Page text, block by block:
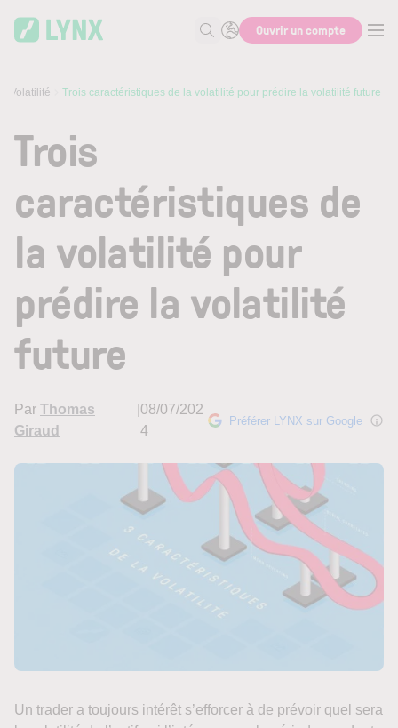
RechercheOuvrir un compte
Volatilité Trois caractéristiques de la volatilité pour prédire la volatilité future
Trois
caractéristiques de
la volatilité pour
prédire la volatilité
future
Par Thomas
Giraud
08/07/202
4
Préférer LYNX sur Google
Un trader a toujours intérêt s’efforcer à de prévoir quel sera